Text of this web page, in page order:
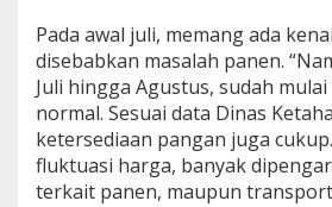
Pada awal juli, memang ada
disebabkan masalah panen.
Juli hingga Agustus, sudah
normal. Sesuai data Dinas
ketersediaan pangan juga
fluktuasi harga, banyak
terkait panen, maupun